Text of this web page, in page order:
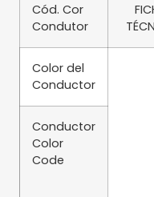
Cód. Cor
Condutor
Color del
Conductor
Conductor
Color
Code